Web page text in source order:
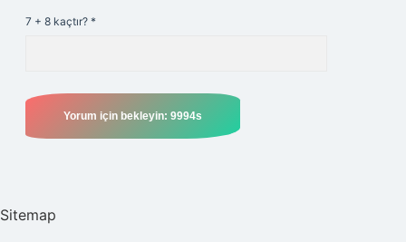
7 + 8 kaçtır? *
Sitemap